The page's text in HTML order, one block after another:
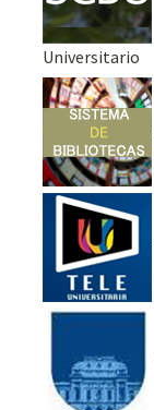
Universitario